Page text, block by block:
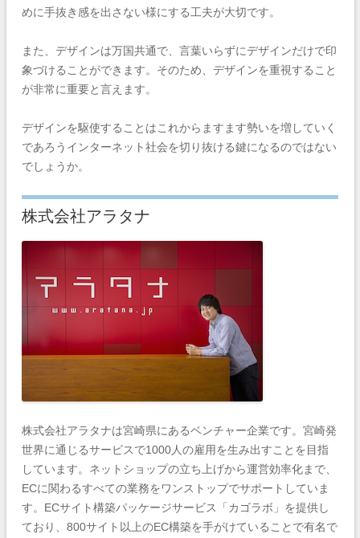
めに手抜き感を出さない様にする工夫が大切です。
また、デザインは万国共通で、言葉いらずにデザインだけで印
象づけることができます。そのため、デザインを重視すること
が非常に重要と言えます。
デザインを駆使することはこれからますます勢いを増していく
であろうインターネット社会を切り抜ける鍵になるのではない
でしょうか。
株式会社アラタナ
株式会社アラタナは宮崎県にあるベンチャー企業です。宮崎発
世界に通じるサービスで1000人の雇用を生み出すことを目指
しています。ネットショップの立ち上げから運営効率化まで、
ECに関わるすべての業務をワンストップでサポートしていま
す。ECサイト構築パッケージサービス「カゴラボ」を提供し
ており、800サイト以上のEC構築を手がけていることで有名で